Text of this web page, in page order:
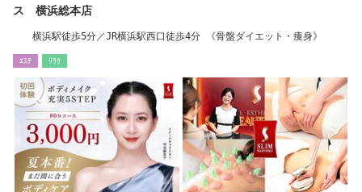
ス 横浜総本店
横浜駅徒歩5分／JR横浜駅西口徒歩4分 《骨盤ダイエット・痩身》
ｴｽﾃ ﾘﾗｸ